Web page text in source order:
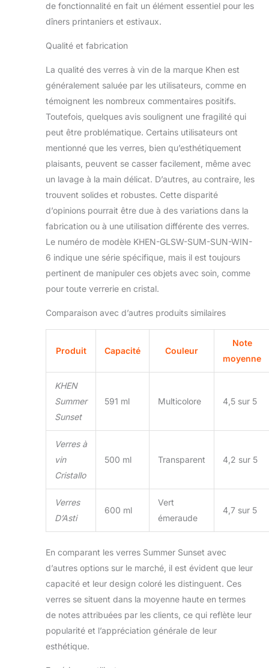
souffle qui remplissent
le ciel pendant un
oranges ardentes aux
violets profonds et aux
roses tendres, chaque
verre capture l'essence
d'une soirée d'été,
créant un affichage
enchanteur et
fascinant. Fabriqués
avec précision et
attention aux détails,
ces verres à vin sont
non seulement
esthétiques mais aussi
haute offre une prise en
main élégante et
confortable, tandis que
le bol large améliore les
de votre vin, vous
nuances et sa
complexité. Les verres
à vin colorés Summer
complément parfait à
un dîner intime ou que
simplement d'un verre
de vin lors d'une soirée
chaude, ces verres
ajouteront une touche
de sophistication à vos
occasions. Chez Khen,
nous nous engageons
à adopter des pratiques
innovantes afin de
pouvoir fournir des
produits
de fonctionnalité en fait un élément essentiel pour les
dîners printaniers et estivaux.
Qualité et fabrication
La qualité des verres à vin de la marque Khen est
généralement saluée par les utilisateurs, comme en
témoignent les nombreux commentaires positifs.
Toutefois, quelques avis soulignent une fragilité qui
peut être problématique. Certains utilisateurs ont
mentionné que les verres, bien qu’esthétiquement
plaisants, peuvent se casser facilement, même avec
un lavage à la main délicat. D’autres, au contraire, les
trouvent solides et robustes. Cette disparité
d’opinions pourrait être due à des variations dans la
fabrication ou à une utilisation différente des verres.
Le numéro de modèle KHEN-GLSW-SUM-SUN-WIN-
6 indique une série spécifique, mais il est toujours
pertinent de manipuler ces objets avec soin, comme
pour toute verrerie en cristal.
Comparaison avec d’autres produits similaires
Produit Capacité Couleur
Note
moyenne
KHEN
Summer
Sunset
591 ml Multicolore 4,5 sur 5
Verres à
vin
Cristallo
500 ml Transparent 4,2 sur 5
Verres
D’Asti
600 ml
Vert
émeraude
4,7 sur 5
En comparant les verres Summer Sunset avec
d’autres options sur le marché, il est évident que leur
capacité et leur design coloré les distinguent. Ces
verres se situent dans la moyenne haute en termes
de notes attribuées par les clients, ce qui reflète leur
popularité et l’appréciation générale de leur
esthétique.